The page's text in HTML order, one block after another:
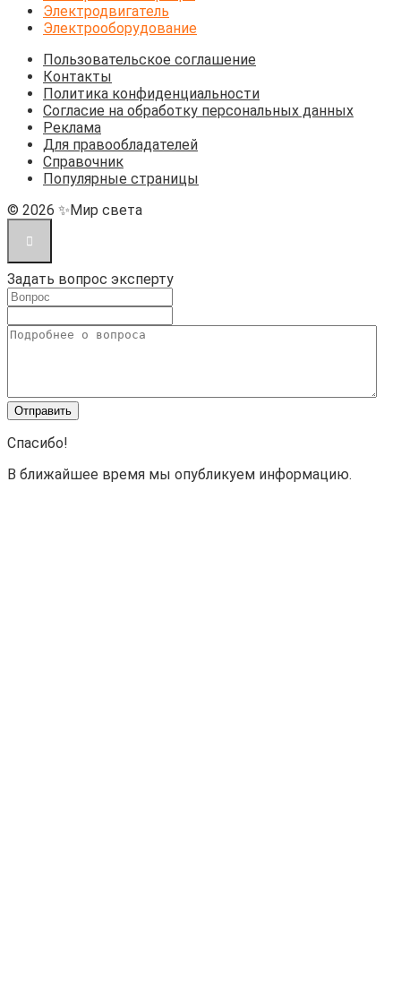
Электродвигатель
Электрооборудование
Пользовательское соглашение
Контакты
Политика конфиденциальности
Согласие на обработку персональных данных
Реклама
Для правообладателей
Справочник
Популярные страницы
© 2026 ✨Мир света
Задать вопрос эксперту
Спасибо!
В ближайшее время мы опубликуем информацию.